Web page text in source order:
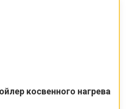
косвенного нагрева